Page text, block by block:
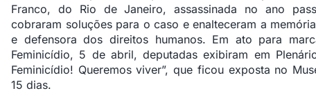
Franco, do Rio de Janeiro, assassinada no ano
cobraram soluções para o caso e enalteceram a
e defensora dos direitos humanos. Em ato para
Feminicídio, 5 de abril, deputadas exibiram em
Feminicídio! Queremos viver”, que ficou exposta no
15 dias.